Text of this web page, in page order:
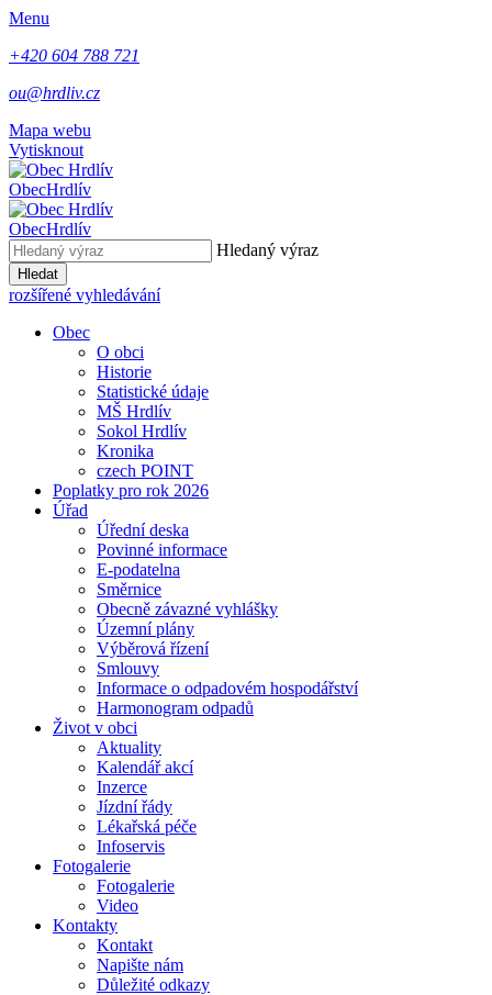
Menu
+420 604 788 721
ou@hrdliv.cz
Mapa webu
Vytisknout
ObecHrdlív
ObecHrdlív
Hledaný výraz
Hledat
rozšířené vyhledávání
Obec
O obci
Historie
Statistické údaje
MŠ Hrdlív
Sokol Hrdlív
Kronika
czech POINT
Poplatky pro rok 2026
Úřad
Úřední deska
Povinné informace
E-podatelna
Směrnice
Obecně závazné vyhlášky
Územní plány
Výběrová řízení
Smlouvy
Informace o odpadovém hospodářství
Harmonogram odpadů
Život v obci
Aktuality
Kalendář akcí
Inzerce
Jízdní řády
Lékařská péče
Infoservis
Fotogalerie
Fotogalerie
Video
Kontakty
Kontakt
Napište nám
Důležité odkazy